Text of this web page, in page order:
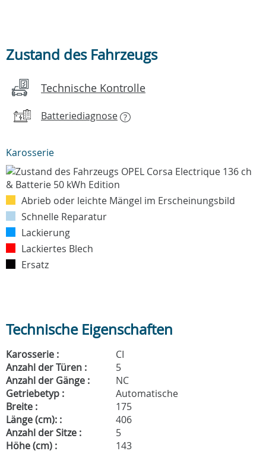
Zustand des Fahrzeugs
Technische Kontrolle
Batteriediagnose ?
Karosserie
Abrieb oder leichte Mängel im Erscheinungsbild
Schnelle Reparatur
Lackierung
Lackiertes Blech
Ersatz
Technische Eigenschaften
Karosserie :
CI
Anzahl der Türen :
5
Anzahl der Gänge :
NC
Getriebetyp :
Automatische
Breite :
175
Länge (cm): :
406
Anzahl der Sitze :
5
Höhe (cm) :
143